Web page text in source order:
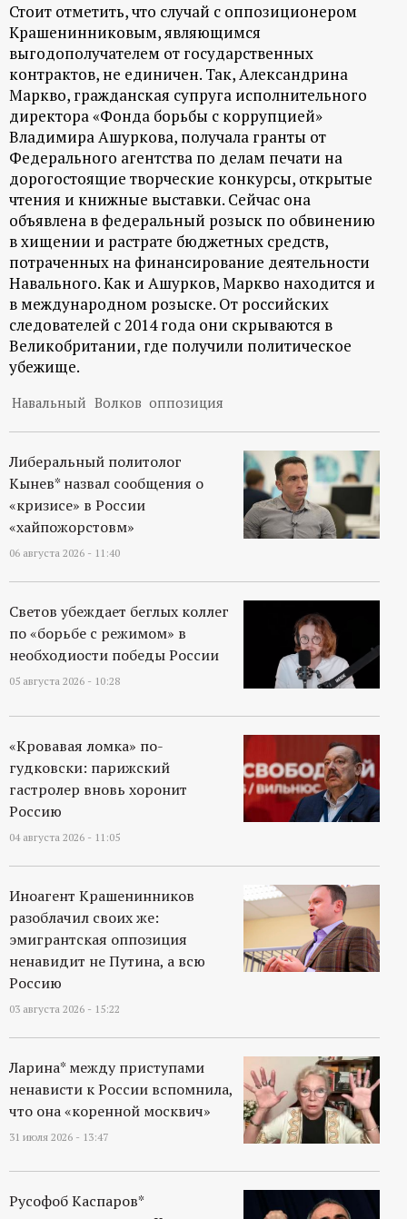
Стоит отметить, что случай с оппозиционером
Крашенинниковым, являющимся
выгодополучателем от государственных
контрактов, не единичен. Так, Александрина
Маркво, гражданская супруга исполнительного
директора «Фонда борьбы с коррупцией»
Владимира Ашуркова, получала гранты от
Федерального агентства по делам печати на
дорогостоящие творческие конкурсы, открытые
чтения и книжные выставки. Сейчас она
объявлена в федеральный розыск по обвинению
в хищении и растрате бюджетных средств,
потраченных на финансирование деятельности
Навального. Как и Ашурков, Маркво находится и
в международном розыске. От российских
следователей с 2014 года они скрываются в
Великобритании, где получили политическое
убежище.
Навальный Волков оппозиция
Либеральный политолог
Кынев* назвал сообщения о
«кризисе» в России
«хайпожорстовм»
06 августа 2026 - 11:40
Светов убеждает беглых коллег
по «борьбе с режимом» в
необходиости победы России
05 августа 2026 - 10:28
«Кровавая ломка» по-
гудковски: парижский
гастролер вновь хоронит
Россию
04 августа 2026 - 11:05
Иноагент Крашенинников
разоблачил своих же:
эмигрантская оппозиция
ненавидит не Путина, а всю
Россию
03 августа 2026 - 15:22
Ларина* между приступами
ненависти к России вспомнила,
что она «коренной москвич»
31 июля 2026 - 13:47
Русофоб Каспаров*